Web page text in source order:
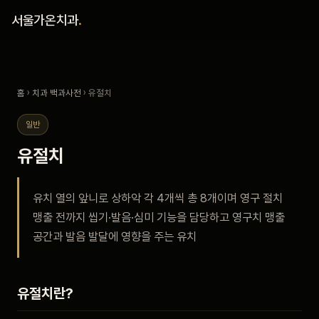
서울가온치과.
진료 안내
안내
홈 › 치과 백과사전 › 유절치
일반
유절치
유치 열의 앞니로 상하악 각 4개씩 총 8개이며 영구 절치
맹출 전까지 씹기·발음·심미 기능을 담당하고 영구치 맹출
공간과 발음 발달에 영향을 주는 유치
유절치란?